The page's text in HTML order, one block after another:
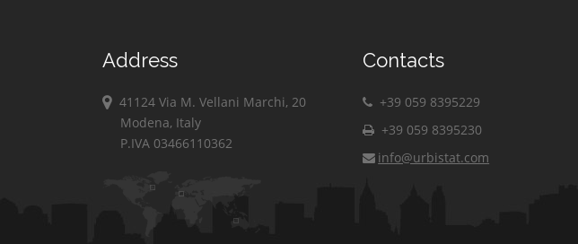
Address
41124 Via M. Vellani Marchi, 20
Modena, Italy
P.IVA 03466110362
Contacts
+39 059 8395229
+39 059 8395230
info@urbistat.com